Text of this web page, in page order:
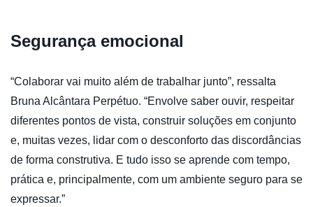
Segurança emocional
“Colaborar vai muito além de trabalhar junto”, ressalta
Bruna Alcântara Perpétuo. “Envolve saber ouvir, respeitar
diferentes pontos de vista, construir soluções em conjunto
e, muitas vezes, lidar com o desconforto das discordâncias
de forma construtiva. E tudo isso se aprende com tempo,
prática e, principalmente, com um ambiente seguro para se
expressar.”